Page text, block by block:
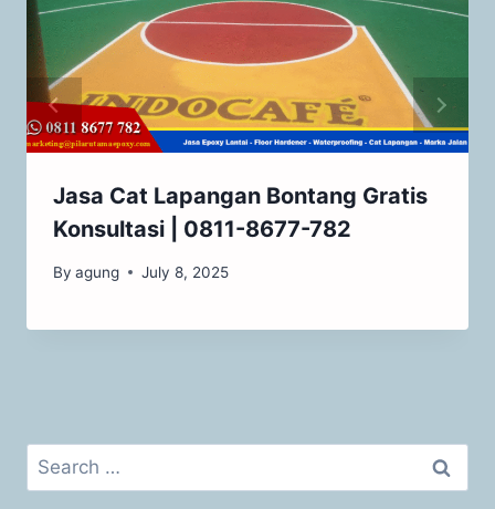
Jasa Cat Lapangan Bontang Gratis
Konsultasi | 0811-8677-782
By agung July 8, 2025